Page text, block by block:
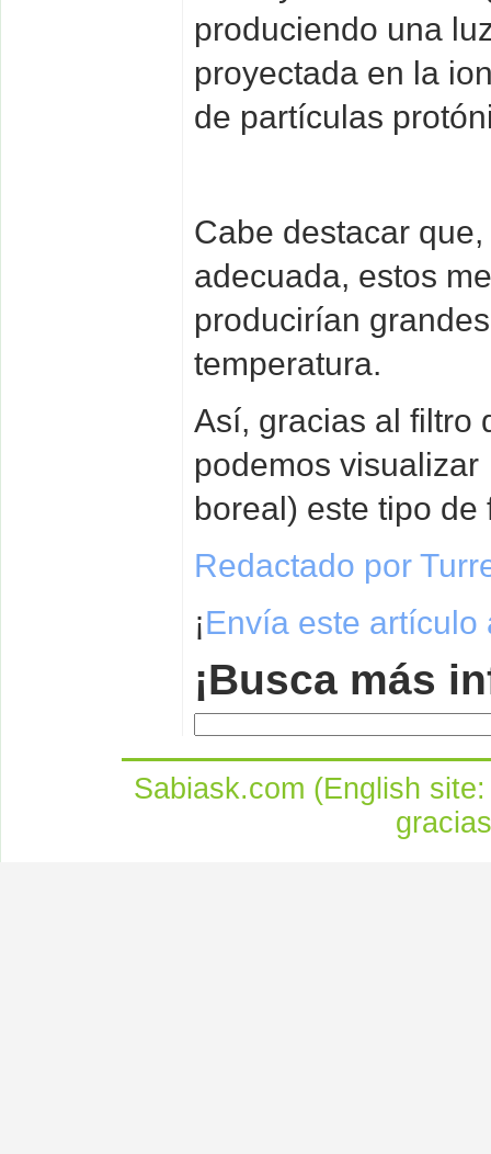
produciendo una
proyectada en la
de partículas
Cabe destacar
adecuada, estos
producirían
temperatura.
Así, gracias al filtro
podemos
boreal) este tipo de
Redactado por
¡Envía este artículo
¡Busca más
Sabiask.com (English